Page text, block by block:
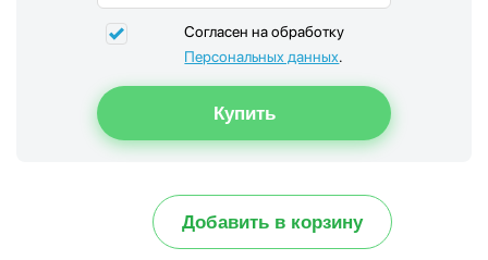
Согласен на обработку
Персональных данных.
Добавить в корзину